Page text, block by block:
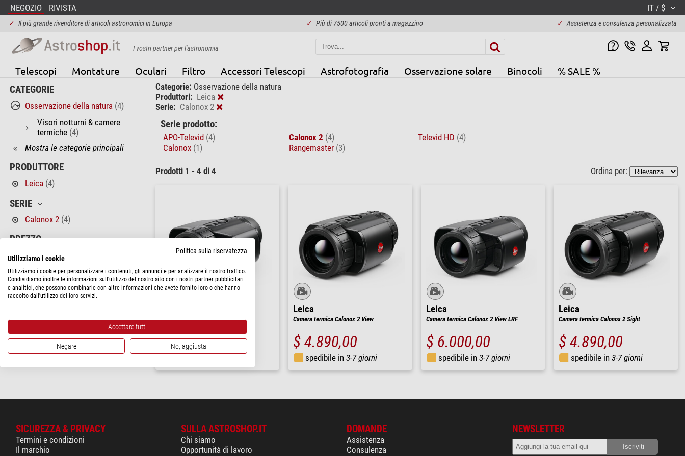
NEGOZIO RIVISTA IT / $
✓ Il più grande rivenditore di articoli astronomici in Europa ✓ Più di 7500 articoli pronti a magazzino ✓ Assistenza e consulenza personalizzata
I vostri partner per l'astronomia
Telescopi Montature Oculari Filtro Accessori Telescopi Astrofotografia Osservazione solare Binocoli % SALE %
CATEGORIE
Osservazione della natura (4)
Visori notturni & camere
termiche (4)
Mostra le categorie principali
PRODUTTORE
Leica (4)
SERIE
Calonox 2 (4)
PREZZO
1.150 - 5.770 $
> 5.770 $(2)
STATO DI CONSEGNA
Categorie: Osservazione della natura
Produttori: Leica
Serie: Calonox 2
Serie prodotto:
APO-Televid (4)
Calonox (1)
Calonox 2 (4)
Rangemaster (3)
Televid HD (4)
Prodotti 1 - 4 di 4 Ordina per:
Camera termica Calonox 2 Sight LRF
$ 6.000,00
Leica
Camera termica Calonox 2 View
$ 4.890,00
spedibile in 3-7 giorni
Leica
Camera termica Calonox 2 View LRF
$ 6.000,00
spedibile in 3-7 giorni
Leica
Camera termica Calonox 2 Sight
$ 4.890,00
spedibile in 3-7 giorni
SICUREZZA & PRIVACY
Termini e condizioni
Il marchio
SULLA ASTROSHOP.IT
Chi siamo
Opportunità di lavoro
DOMANDE
Assistenza
Consulenza
NEWSLETTER
Politica sulla riservatezza
Utilizziamo i cookie
Utilizziamo i cookie per personalizzare i contenuti, gli annunci e per analizzare il nostro traffico.
Condividiamo inoltre le informazioni sull'utilizzo del nostro sito con i nostri partner pubblicitari
e analitici, che possono combinarle con altre informazioni che avete fornito loro o che hanno
raccolto dall'utilizzo dei loro servizi.
Accettare tutti
Negare No, aggiusta